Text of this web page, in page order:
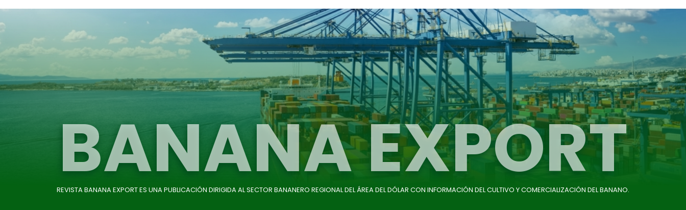
BANANA EXPORT
REVISTA BANANA EXPORT ES UNA PUBLICACIÓN DIRIGIDA AL SECTOR BANANERO REGIONAL DEL ÁREA DEL DÓLAR CON INFORMACIÓN DEL CULTIVO Y COMERCIALIZACIÓN DEL BANANO.